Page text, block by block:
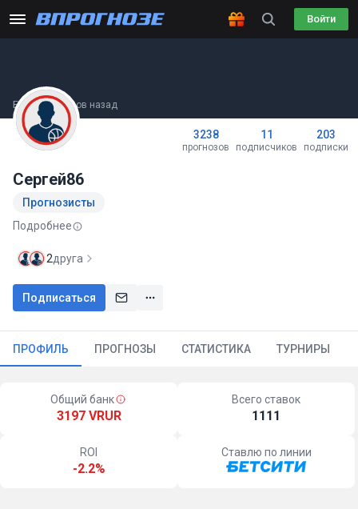
Войти
Был(а) 10 часов назад
3238
прогнозов
11
подписчиков
203
подписки
Сергей86
Прогнозисты
Подробнее
2друга
Подписаться
ПРОФИЛЬ ПРОГНОЗЫ СТАТИСТИКА ТУРНИРЫ
Общий банк
3197 VRUR
Всего ставок
1111
ROI
-2.2%
Ставлю по линии